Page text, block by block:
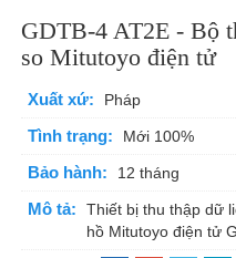
GDTB-4 AT2E - Bộ
so Mitutoyo điện tử
Xuất xứ: Pháp
Tình trạng: Mới 100%
Bảo hành: 12 tháng
Mô tả:
Thiết bị thu thập dữ
hồ Mitutoyo điện tử